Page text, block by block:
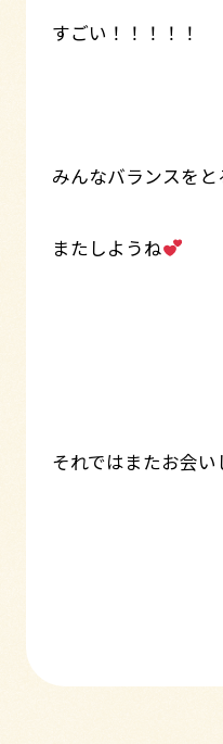
すごい！！！！！
みんなバランスを
またしようね
それではまたお会い